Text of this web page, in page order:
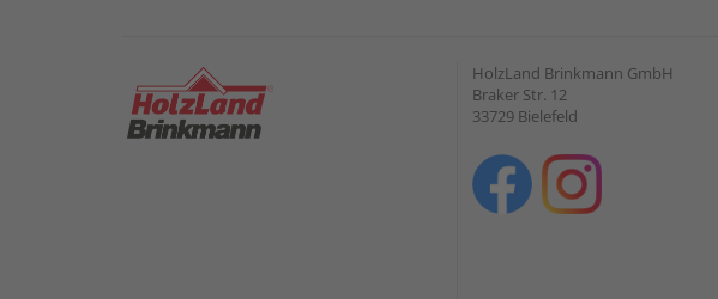
HolzLand Brinkmann GmbH
Braker Str. 12
33729 Bielefeld